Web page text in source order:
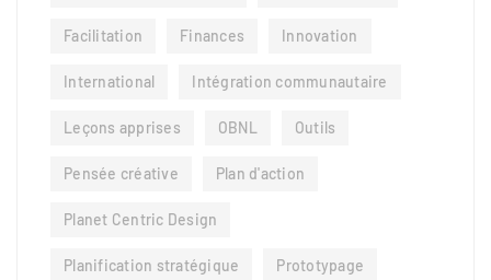
Facilitation Finances Innovation
International Intégration communautaire
Leçons apprises OBNL Outils
Pensée créative Plan d'action
Planet Centric Design
Planification stratégique Prototypage